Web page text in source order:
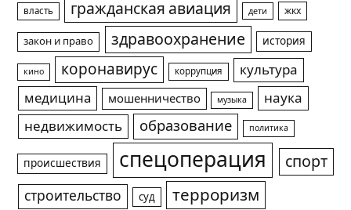
власть гражданская авиация дети жкх
закон и право здравоохранение история
кино коронавирус коррупция
культура
медицина
мошенничество музыка
наука
недвижимость
образование политика
происшествия спецоперация спорт
строительство суд терроризм